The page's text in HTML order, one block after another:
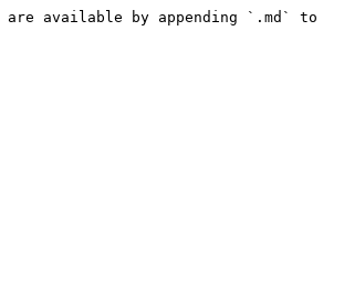
available by appending `.md` to